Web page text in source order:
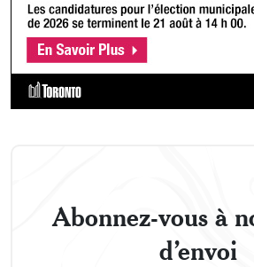
Abonnez-vous à
d’envoi